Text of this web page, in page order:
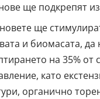
ще подкрепят
ще
и биомасата,
на 35% от
като
органично